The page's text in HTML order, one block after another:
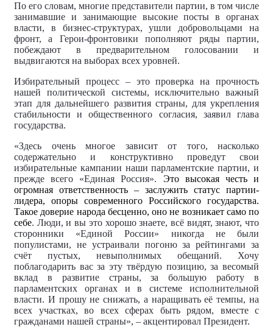
По его словам, многие представители партии, в том числе
занимавшие и занимающие высокие посты в органах
власти, в бизнес-структурах, ушли добровольцами на
фронт, а Герои-фронтовики пополняют ряды партии,
побеждают в предварительном голосовании и
выдвигаются на выборах всех уровней.
Избирательный процесс – это проверка на прочность
нашей политической системы, исключительно важный
этап для дальнейшего развития страны, для укрепления
стабильности и общественного согласия, заявил глава
государства.
«Здесь очень многое зависит от того, насколько
содержательно и конструктивно проведут свои
избирательные кампании наши парламентские партии, и
прежде всего «Единая Россия». Это высокая честь и
огромная ответственность – заслужить статус партии-
лидера, опоры современного Российского государства.
Такое доверие народа бесценно, оно не возникает само по
себе. Люди, и вы это хорошо знаете, всё видят, знают, что
сторонники «Единой России» никогда не были
популистами, не устраивали погоню за рейтингами за
счёт пустых, невыполнимых обещаний. Хочу
поблагодарить вас за эту твёрдую позицию, за весомый
вклад в развитие страны, за большую работу в
парламентских органах и в системе исполнительной
власти. И прошу не снижать, а наращивать её темпы, на
всех участках, во всех сферах быть рядом, вместе с
гражданами нашей страны», – акцентировал Президент.